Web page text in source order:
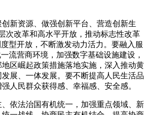
新资源、做强创新平台、营造创新生
次改革和高水平开放，推动标志性改革
型开放，不断激发动力活力。要融入服
流营商环境，加强数字基础设施建设，
区崛起政策措施落地实施，深入推动黄
展、一体发展。要不断提高人民生活品
人民群众获得感、幸福感、安全感。
依法治国有机统一，加强重点领域、新